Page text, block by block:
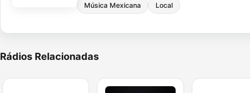
Música Mexicana Local
Rádios Relacionadas